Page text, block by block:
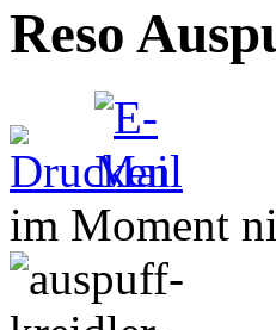
Reso
im Moment